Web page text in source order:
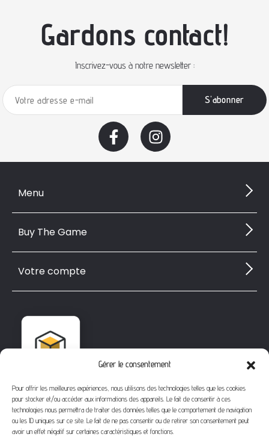
Gérer le consentement
Pour offrir les meilleures expériences, nous utilisons des technologies telles que les cookies
pour stocker et/ou accéder aux informations des appareils. Le fait de consentir à ces
technologies nous permettra de traiter des données telles que le comportement de navigation
ou les ID uniques sur ce site. Le fait de ne pas consentir ou de retirer son consentement peut
avoir un effet négatif sur certaines caractéristiques et fonctions.
Gardons contact!
Inscrivez-vous à notre newsletter :
1112 Bd Fernand Darchicourt
Menu
Buy The Game
Votre compte